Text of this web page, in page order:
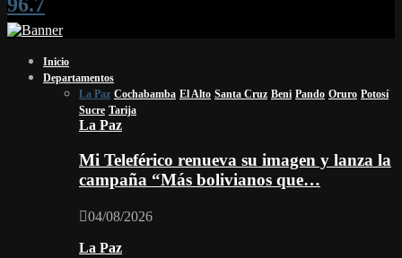
Inicio
Departamentos
La Paz Cochabamba El Alto Santa Cruz Beni Pando Oruro Potosí
Sucre Tarija
La Paz
Mi Teleférico renueva su imagen y lanza la
campaña “Más bolivianos que…
04/08/2026
La Paz